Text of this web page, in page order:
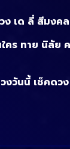
เด ลี่ สีมงค
คร ทาย นิสัย
วันนี้ เช็คดว